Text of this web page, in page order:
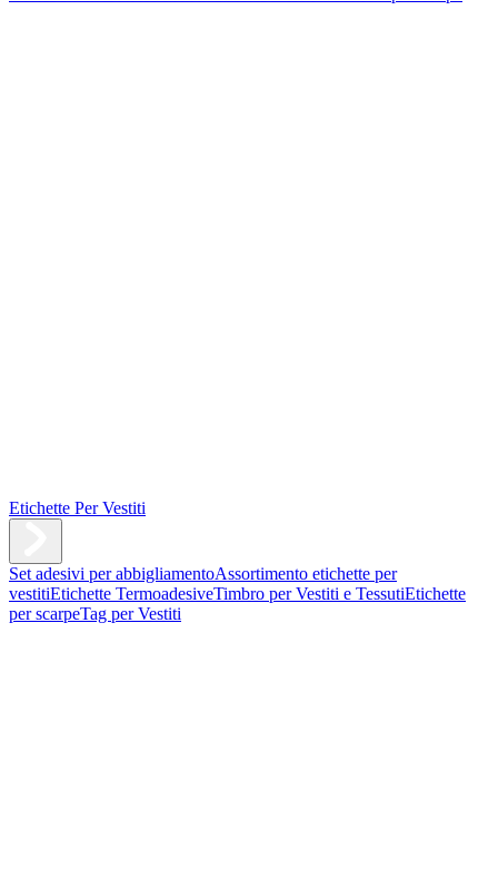
Etichette Per Vestiti
Set adesivi per abbigliamentoAssortimento etichette per
vestitiEtichette TermoadesiveTimbro per Vestiti e TessutiEtichette
per scarpeTag per Vestiti